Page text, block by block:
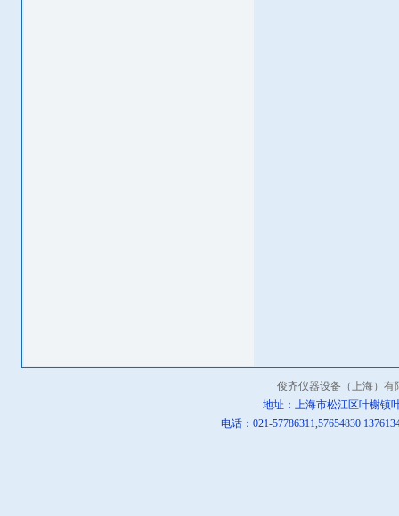
俊齐仪器设备（上海）有
地址：上海市松江区叶榭镇
电话：021-57786311,57654830